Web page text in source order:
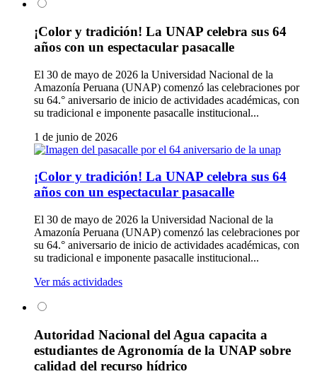
¡Color y tradición! La UNAP celebra sus 64
años con un espectacular pasacalle
El 30 de mayo de 2026 la Universidad Nacional de la
Amazonía Peruana (UNAP) comenzó las celebraciones por
su 64.° aniversario de inicio de actividades académicas, con
su tradicional e imponente pasacalle institucional...
1 de junio de 2026
¡Color y tradición! La UNAP celebra sus 64
años con un espectacular pasacalle
El 30 de mayo de 2026 la Universidad Nacional de la
Amazonía Peruana (UNAP) comenzó las celebraciones por
su 64.° aniversario de inicio de actividades académicas, con
su tradicional e imponente pasacalle institucional...
Ver más actividades
Autoridad Nacional del Agua capacita a
estudiantes de Agronomía de la UNAP sobre
calidad del recurso hídrico